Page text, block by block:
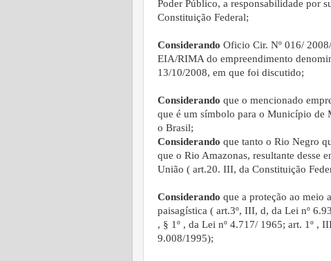
Poder Público, a responsabilidade por
Constituição Federal;
Considerando Oficio Cir. Nº 016/
EIA/RIMA do empreendimento
13/10/2008, em que foi discutido;
Considerando que o mencionado
que é um símbolo para o Município de
o Brasil;
Considerando que tanto o Rio Negro
que o Rio Amazonas, resultante desse
União ( art.20. III, da Constituição
Considerando que a proteção ao meio
paisagística ( art.3º, III, d, da Lei nº
, § 1º , da Lei nº 4.717/ 1965; art. 1º ,
9.008/1995);